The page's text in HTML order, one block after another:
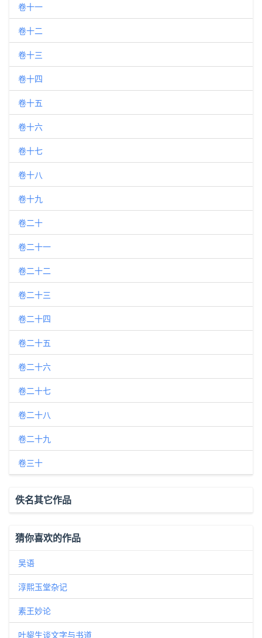
卷十一
卷十二
卷十三
卷十四
卷十五
卷十六
卷十七
卷十八
卷十九
卷二十
卷二十一
卷二十二
卷二十三
卷二十四
卷二十五
卷二十六
卷二十七
卷二十八
卷二十九
卷三十
佚名其它作品
猜你喜欢的作品
吴语
淳熙玉堂杂记
素王妙论
叶鋆生谈文字与书道